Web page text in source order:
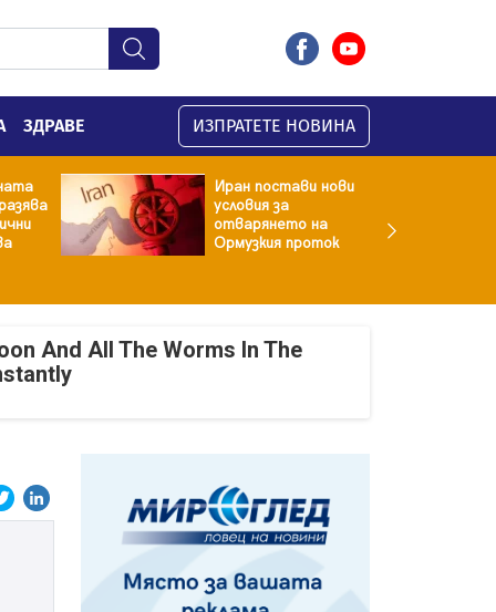
ЗДРАВЕ ИЗПРАТЕТЕ НОВИНА
Иран постави нови
условия за
отварянето на
Ормузкия проток
And All The Worms In The